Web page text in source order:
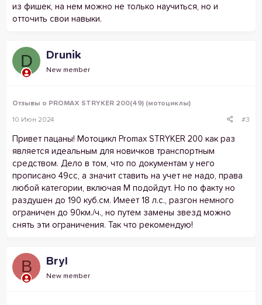
из фишек, на нем можно не только научиться, но и
отточить свои навыки.
D Drunik
New member
Отзывы о PROMAX STRYKER 200(49) (мотоциклы)
10 Июн 2024 #3
Привет пацаны! Мотоцикл Promax STRYKER 200 как раз
является идеальным для новичков транспортным
средством. Дело в том, что по документам у него
прописано 49сс, а значит ставить на учет не надо, права
любой категории, включая М подойдут. Но по факту но
раздушен до 190 куб.см. Имеет 18 л.с., разгон немного
ограничен до 90км./ч., но путем замены звезд можно
снять эти ограничения. Так что рекомендую!
B Bryl
New member